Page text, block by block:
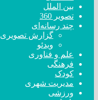
بین الملل
تصویر 360
چند رسانه‌ای
گزارش تصویری
ویدئو
علم و فناوری
فرهنگی
کودک
مدیریت شهری
ورزشی